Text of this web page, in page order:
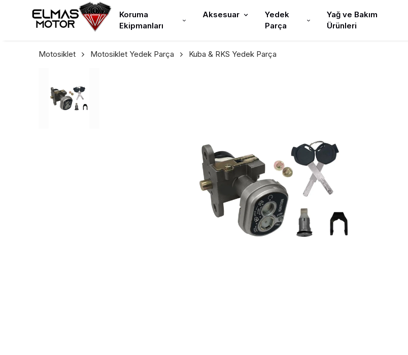
Koruma
Ekipmanları
Aksesuar
Yedek
Parça
Yağ ve Bakım
Ürünleri
Motosiklet Motosiklet Yedek Parça Kuba & RKS Yedek Parça